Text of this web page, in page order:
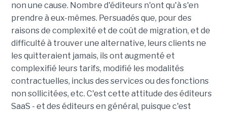
non une cause. Nombre d'éditeurs n'ont qu'à s'en
prendre à eux-mêmes. Persuadés que, pour des
raisons de complexité et de coût de migration, et de
difficulté à trouver une alternative, leurs clients ne
les quitteraient jamais, ils ont augmenté et
complexifié leurs tarifs, modifié les modalités
contractuelles, inclus des services ou des fonctions
non sollicitées, etc. C'est cette attitude des éditeurs
SaaS - et des éditeurs en général, puisque c'est